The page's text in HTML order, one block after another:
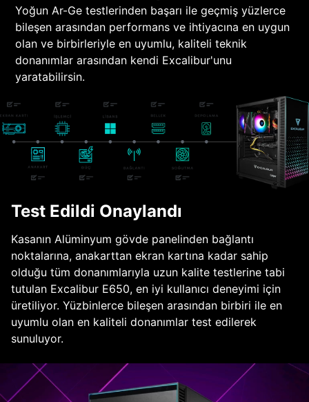
Yoğun Ar-Ge testlerinden başarı ile geçmiş yüzlerce
bileşen arasından performans ve ihtiyacına en uygun
olan ve birbirleriyle en uyumlu, kaliteli teknik
donanımlar arasından kendi Excalibur'unu
yaratabilirsin.
Test Edildi Onaylandı
Kasanın Alüminyum gövde panelinden bağlantı
noktalarına, anakarttan ekran kartına kadar sahip
olduğu tüm donanımlarıyla uzun kalite testlerine tabi
tutulan Excalibur E650, en iyi kullanıcı deneyimi için
üretiliyor. Yüzbinlerce bileşen arasından birbiri ile en
uyumlu olan en kaliteli donanımlar test edilerek
sunuluyor.